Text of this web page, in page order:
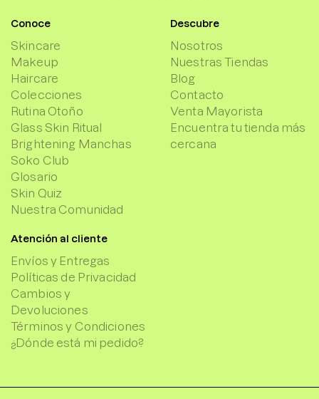
Conoce
Skincare
Makeup
Haircare
Colecciones
Rutina Otoño
Glass Skin Ritual
Brightening Manchas
Soko Club
Glosario
Skin Quiz
Nuestra Comunidad
Descubre
Nosotros
Nuestras Tiendas
Blog
Contacto
Venta Mayorista
Encuentra tu tienda más
cercana
Atención al cliente
Envíos y Entregas
Políticas de Privacidad
Cambios y
Devoluciones
Términos y Condiciones
¿Dónde está mi pedido?